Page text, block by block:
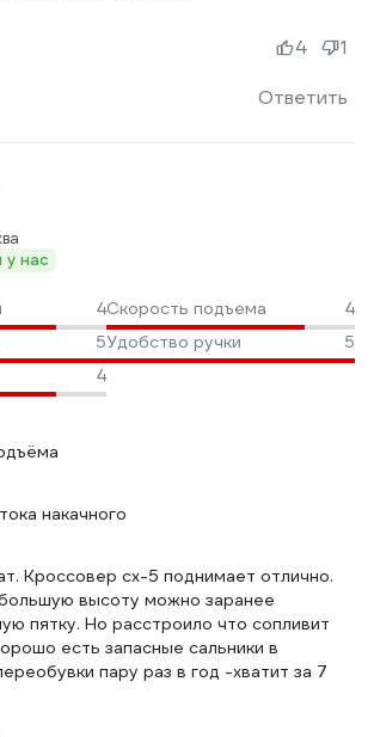
Ответить
4 1
у нас
4Скорость подъема
4
5Удобство ручки
5
4
накачного
Кроссовер cx-5 поднимает отлично.
высоту можно заранее
пятку. Но расстроило что сопливит
есть запасные сальники в
пару раз в год -хватит за 7